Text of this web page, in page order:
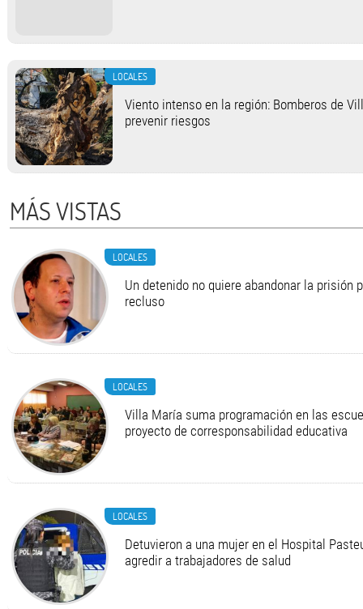
LOCALES
Viento intenso en la región: Bomberos de
prevenir riesgos
MÁS VISTAS
LOCALES
Un detenido no quiere abandonar la prisión
recluso
LOCALES
Villa María suma programación en las
proyecto de corresponsabilidad educativa
LOCALES
Detuvieron a una mujer en el Hospital
agredir a trabajadores de salud